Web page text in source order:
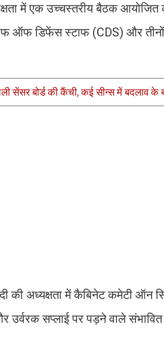
में एक उच्चस्तरीय बैठक आयोजित
ऑफ डिफेंस स्टाफ (CDS) और
सेंसर बोर्ड की कैंची, कई सीन्स में बदलाव के
की अध्यक्षता में कैबिनेट कमेटी
उर्वरक सप्लाई पर पड़ने वाले संभावित